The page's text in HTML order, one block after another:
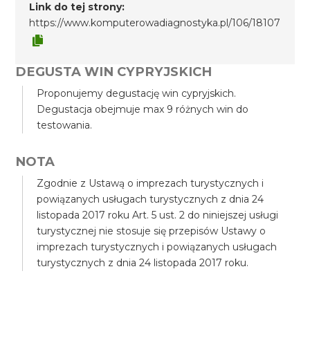
Link do tej strony:
https://www.komputerowadiagnostyka.pl/106/18107
DEGUSTA WIN CYPRYJSKICH
Proponujemy degustację win cypryjskich.
Degustacja obejmuje max 9 różnych win do
testowania.
NOTA
Zgodnie z Ustawą o imprezach turystycznych i
powiązanych usługach turystycznych z dnia 24
listopada 2017 roku Art. 5 ust. 2 do niniejszej usługi
turystycznej nie stosuje się przepisów Ustawy o
imprezach turystycznych i powiązanych usługach
turystycznych z dnia 24 listopada 2017 roku.